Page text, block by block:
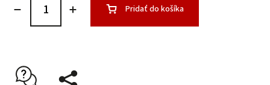
Pridať do košíka